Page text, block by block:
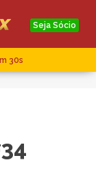
Seja Sócio
29s